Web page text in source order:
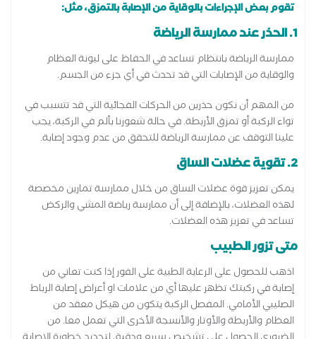
تقوم بعض الإجراءات بالوقاية من الإصابة بالتمزق، مثل:
1. الحذر عند ممارسة الرياضة
ممارسة الرياضة بانتظام تساعد في الحفاظ على ليونة العظام
والوقاية من الإصابات التي قد تحدث في أي جزء من الجسم.
من المهم أن نكون حذرين من الحركات الفجائية التي قد تتسبب في
تواء الركبة أو تمزق الأربطة. في حالة شعورنا بألم في الركبة، يجب
علينا التوقف عن ممارسة الرياضة للتحقق من عدم وجود إصابة.
2. تقوية عضلات الساق
يمكن تعزيز قوة عضلات الساق من خلال ممارسة تمارين مخصصة
لهذه العضلات، بالإضافة إلى أن ممارسة رياضة المشي والركض
تساعد في تعزيز هذه العضلات.
متى تزور الطبيب
اذهب للحصول على الرعاية الطبية على الفور إذا كنت تعاني من
إصابة في ركبتك تظهر عليها أي من علامات او أعراض إصابة الرباط
الصليبي الأمامي. المفصل الركبة يتكون من هيكل معقد من
العظام والأربطة والأوتار والأنسجة الأخرى التي تعمل معا. من